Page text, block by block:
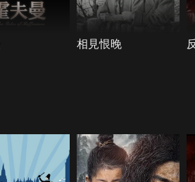
相見恨晚